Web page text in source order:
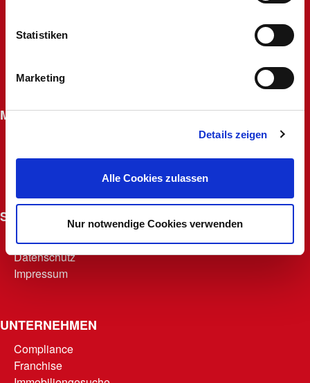
Statistiken
Marketing
Details zeigen
Alle Cookies zulassen
Nur notwendige Cookies verwenden
Unsere Märkte
Widerruf oder Reklamation anlegen
Widerrufsrecht für Fernabsatzverträge
MACHERKARTE
Macherfamilie
SONSTIGES
AGB
Datenschutz
Impressum
UNTERNEHMEN
Compliance
Franchise